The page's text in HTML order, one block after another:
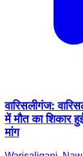
वारिसलीगंज:
में मौत का शिकार
मांग